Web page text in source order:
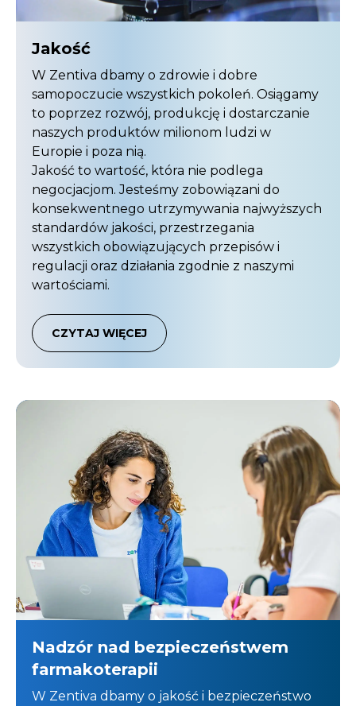
Jakość
W Zentiva dbamy o zdrowie i dobre
samopoczucie wszystkich pokoleń. Osiągamy
to poprzez rozwój, produkcję i dostarczanie
naszych produktów milionom ludzi w
Europie i poza nią.
Jakość to wartość, która nie podlega
negocjacjom. Jesteśmy zobowiązani do
konsekwentnego utrzymywania najwyższych
standardów jakości, przestrzegania
wszystkich obowiązujących przepisów i
regulacji oraz działania zgodnie z naszymi
wartościami.
CZYTAJ WIĘCEJ
Nadzór nad bezpieczeństwem
farmakoterapii
W Zentiva dbamy o jakość i bezpieczeństwo